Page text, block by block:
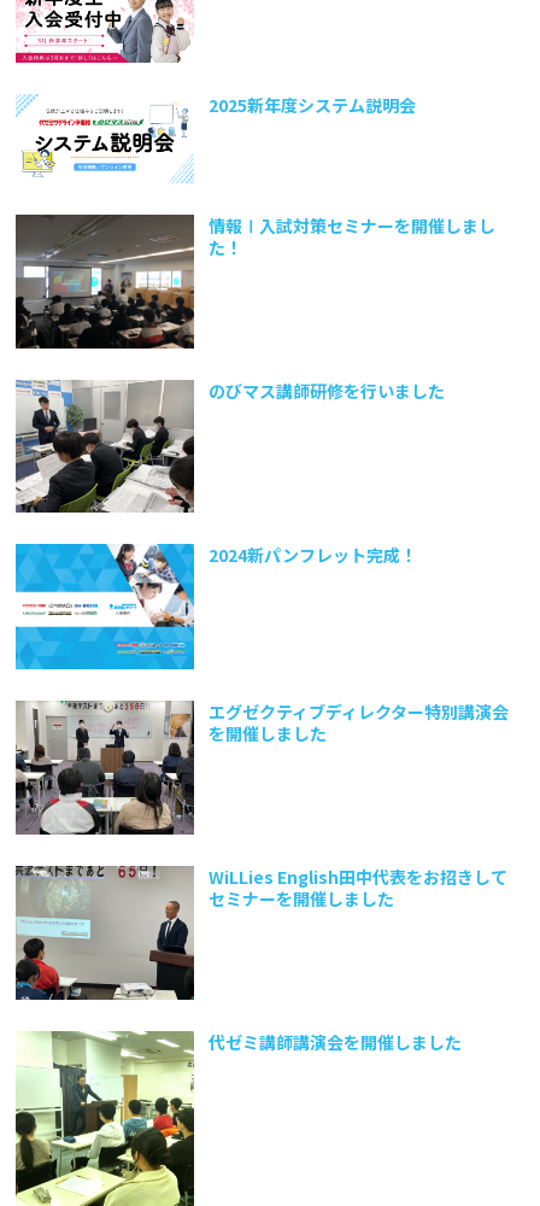
2025新年度システム説明会
情報Ⅰ入試対策セミナーを開催しまし
た！
のびマス講師研修を行いました
2024新パンフレット完成！
エグゼクティブディレクター特別講演会
を開催しました
WiLLies English田中代表をお招きして
セミナーを開催しました
代ゼミ講師講演会を開催しました